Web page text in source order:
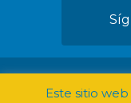
Este sitio